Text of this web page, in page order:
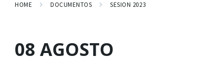
HOME DOCUMENTOS SESION 2023
08 AGOSTO